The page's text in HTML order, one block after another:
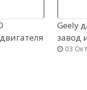
Geely
завод
03